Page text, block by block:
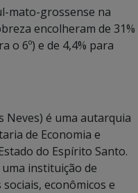
mato-grossense na
encolheram de 31%
o 6º) e de 4,4% para
Neves) é uma autarquia
de Economia e
do Espírito Santo.
instituição de
econômicos e